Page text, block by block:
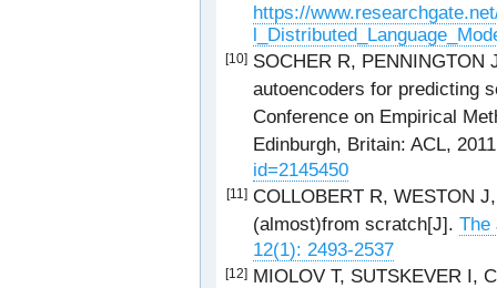
https://
[10] SOCHER R,
autoencoders for predicting
Conference on Empirical
Edinburgh, Britain: ACL,
id=2145450
[11] COLLOBERT R, WESTON
(almost)from scratch[J]. The
12(1): 2493-2537
[12] MIOLOV T, SUTSKEVER I,